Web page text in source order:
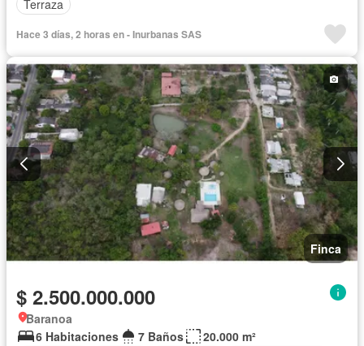
Terraza
Hace 3 días, 2 horas en - Inurbanas SAS
Finca
$ 2.500.000.000
Baranoa
6 Habitaciones
7 Baños
20.000 m²